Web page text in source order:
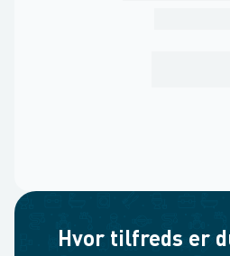
Hvor tilfreds er